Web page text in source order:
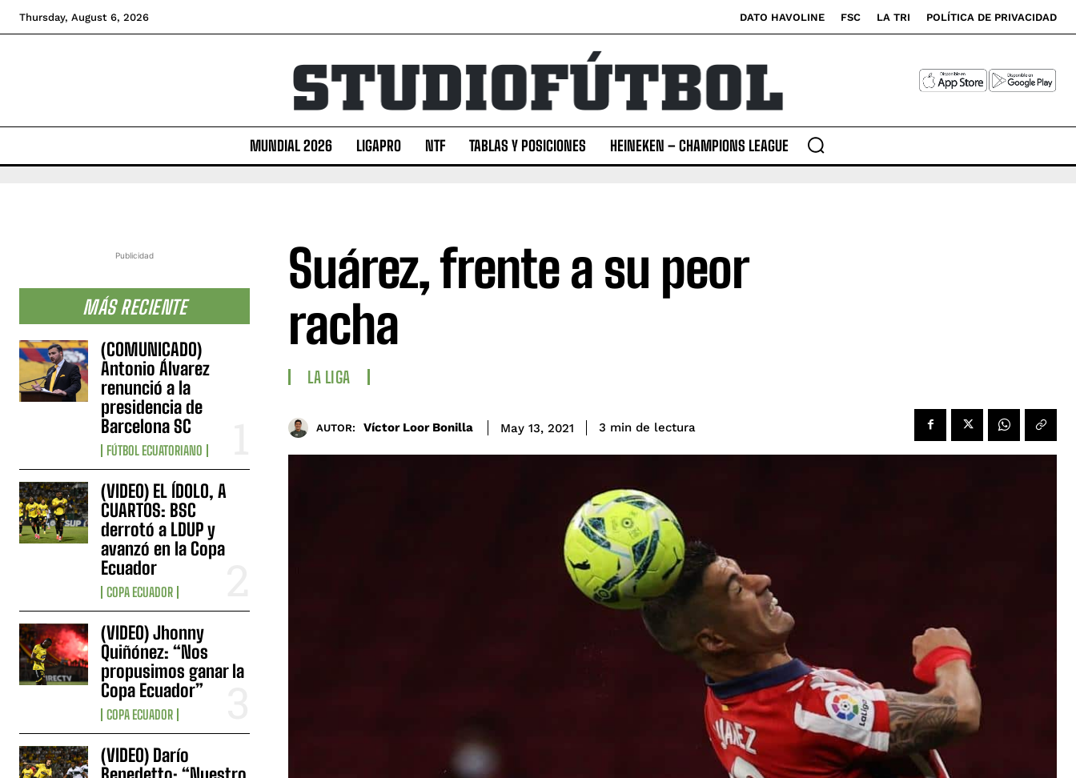
Thursday, August 6, 2026 DATO HAVOLINE FSC LA TRI POLÍTICA DE PRIVACIDAD
MUNDIAL 2026 LIGAPRO NTF TABLAS Y POSICIONES HEINEKEN – CHAMPIONS LEAGUE
Publicidad
MÁS RECIENTE
(COMUNICADO)
Antonio Álvarez
renunció a la
presidencia de
Barcelona SC
FÚTBOL ECUATORIANO
(VIDEO) EL ÍDOLO, A
CUARTOS: BSC
derrotó a LDUP y
avanzó en la Copa
Ecuador
COPA ECUADOR
(VIDEO) Jhonny
Quiñónez: “Nos
propusimos ganar la
Copa Ecuador”
COPA ECUADOR
(VIDEO) Darío
Suárez, frente a su peor
racha
LA LIGA
AUTOR: Víctor Loor Bonilla May 13, 2021 3 min de lectura